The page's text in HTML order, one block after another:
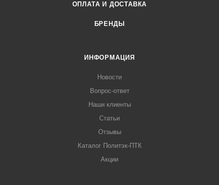
ОПЛАТА И ДОСТАВКА
БРЕНДЫ
ИНФОРМАЦИЯ
Новости
Вопрос-ответ
Наши клиенты
Статьи
Отзывы
Каталог Политэк-ПТК
Акции